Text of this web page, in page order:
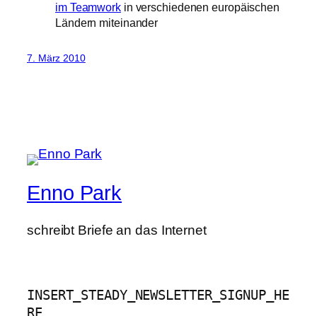
im Teamworkin verschiedenen europäischen
Ländern miteinander
7. März 2010
Enno Park
schreibt Briefe an das Internet
INSERT_STEADY_NEWSLETTER_SIGNUP_HE
RE